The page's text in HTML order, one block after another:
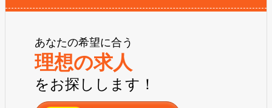
あなたの希望に合う
理想の求人
をお探しします！